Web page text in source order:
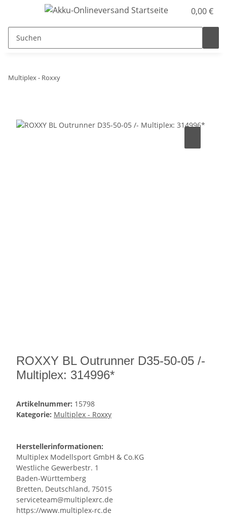
0,00 €
Multiplex - Roxxy
ROXXY BL Outrunner D35-50-05 /-
Multiplex: 314996*
Artikelnummer: 15798
Kategorie: Multiplex - Roxxy
Herstellerinformationen:
Multiplex Modellsport GmbH & Co.KG
Westliche Gewerbestr. 1
Baden-Württemberg
Bretten, Deutschland, 75015
serviceteam@multiplexrc.de
https://www.multiplex-rc.de